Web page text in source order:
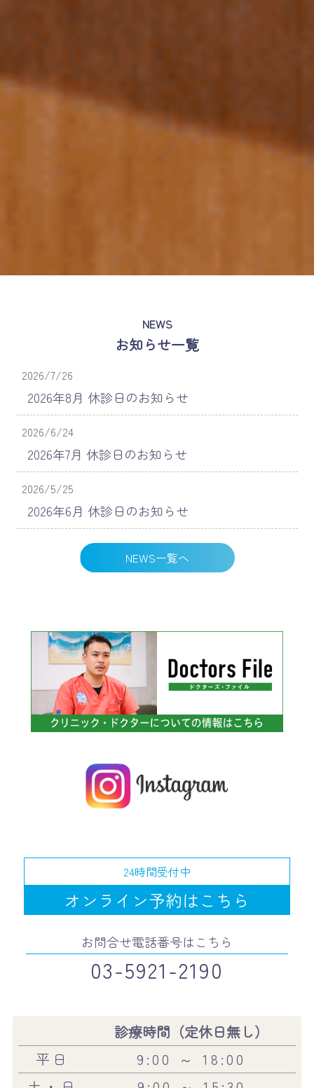
NEWS
お知らせ一覧
2026/7/26
2026年8月 休診日のお知らせ
2026/6/24
2026年7月 休診日のお知らせ
2026/5/25
2026年6月 休診日のお知らせ
NEWS一覧へ
24時間受付中
オンライン予約はこちら
お問合せ電話番号はこちら
03-5921-2190
診療時間（定休日無し）
平日
9:00 ～ 18:00